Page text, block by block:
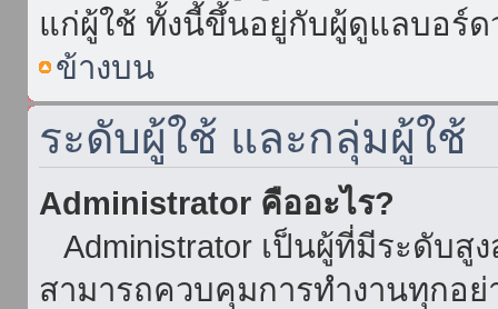
แก่ผู้ใช้ ทั้งนี้ขึ้นอยู่กับผู้ดูแลบอร์
ข้างบน
ระดับผู้ใช้ และกลุ่มผู้ใช้
Administrator คืออะไร?
Administrator เป็นผู้ที่มีระดับ
สามารถควบคุมการทำงานทุกอ